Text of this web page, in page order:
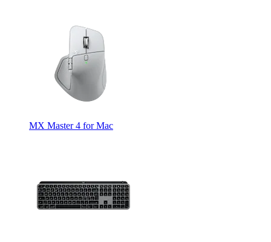
MX Master 4 for Mac